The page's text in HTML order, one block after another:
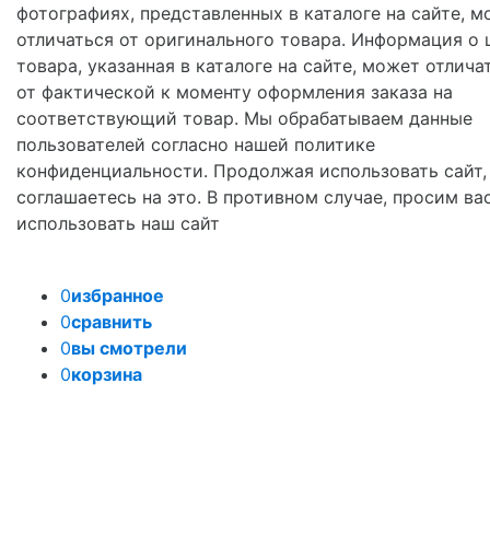
фотографиях, представленных в каталоге на сайте,
отличаться от оригинального товара. Информация о
товара, указанная в каталоге на сайте, может
от фактической к моменту оформления заказа на
соответствующий товар. Мы обрабатываем данные
пользователей согласно нашей политике
конфиденциальности. Продолжая использовать
соглашаетесь на это. В противном случае, просим
использовать наш сайт
0избранное
0сравнить
0вы смотрели
0корзина